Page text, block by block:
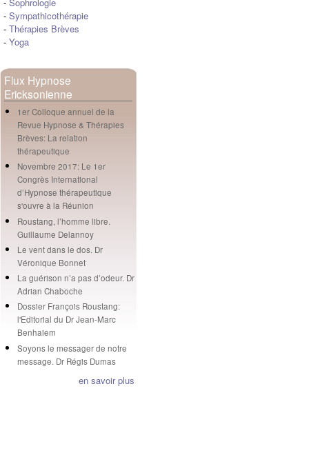
- Sympathicothérapie
- Thérapies Brèves
- Yoga
Flux Hypnose
Ericksonienne
1er Colloque annuel de la
Revue Hypnose & Thérapies
Brèves: La relation
thérapeutique
Novembre 2017: Le 1er
Congrès International
d’Hypnose thérapeutique
s'ouvre à la Réunion
Roustang, l’homme libre.
Guillaume Delannoy
Le vent dans le dos. Dr
Véronique Bonnet
La guérison n’a pas d’odeur. Dr
Adrian Chaboche
Dossier François Roustang:
l'Editorial du Dr Jean-Marc
Benhaiem
Soyons le messager de notre
message. Dr Régis Dumas
en savoir plus